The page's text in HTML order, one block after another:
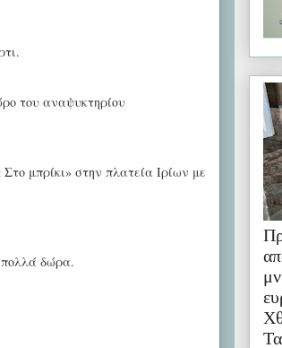
του αναψυκτηρίου
μπρίκι» στην πλατεία Ιρίων με
πολλά δώρα.